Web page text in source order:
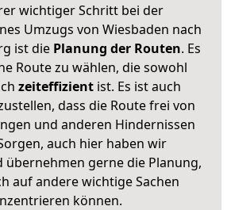
wichtiger Schritt bei der
Umzugs von Wiesbaden nach
ist die Planung der Routen. Es
Route zu wählen, die sowohl
zeiteffizientist. Es ist auch
dass die Route frei von
und anderen Hindernissen
auch hier haben wir
übernehmen gerne die Planung,
auf andere wichtige Sachen
können.